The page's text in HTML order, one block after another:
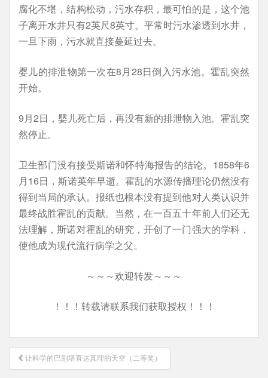
腐化不堪，结构松动，污水存积，最可怕的是，这个池
子离开水井只有2英尺8英寸。平常时污水渗透到水井，
一旦下雨，污水就直接蔓延过去。
婴儿的排泄物第一次在8月28日倒入污水池。霍乱突然
开始。
9月2日，婴儿死亡后，再没有新的排泄物入池。霍乱突
然停止。
卫生部门没有接受斯诺和怀特海报告的结论。1858年6
月16日，斯诺英年早逝。霍乱的水源传播理论仍然没有
得到当局的承认。报纸也根本没有提到他对人类认识并
最终战胜霍乱的贡献。当然，在一百五十年前人们还无
法理解，斯诺对霍乱的研究，开创了一门强大的学科，
使他成为现代流行病学之父。
～～～欢迎转发～～～
！！！转载请联系我们获取授权！！！
文
章
让科学的巴别塔直达真理的天空（二等奖）